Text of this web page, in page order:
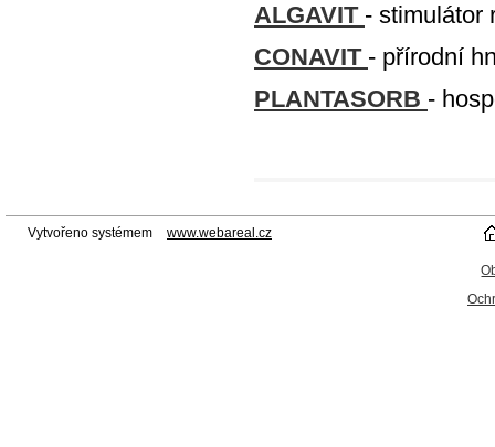
ALGAVIT - stimulátor
CONAVIT - přírodní
PLANTASORB -
Vytvořeno systémem www.webareal.cz